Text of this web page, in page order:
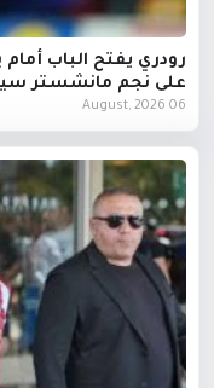
رودري يفتح الباب
على نجم مانشستر
06 August, 2026